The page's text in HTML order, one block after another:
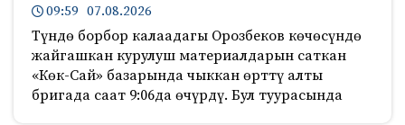
09:59 07.08.2026
Түндө борбор калаадагы Орозбеков көчөсүндө
жайгашкан курулуш материалдарын саткан
«Көк-Сай» базарында чыккан өрттү алты
бригада саат 9:06да өчүрдү. Бул туурасында